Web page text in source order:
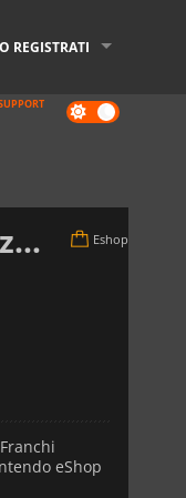
REGISTRATI
Dark
mode
Eshop
eShop